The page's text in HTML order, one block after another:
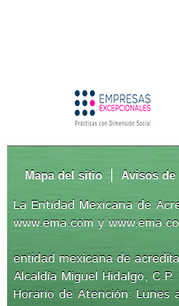
Mapa del sitio Avisos de
La Entidad Mexicana de
www.ema.com y
entidad mexicana de
Alcaldía Miguel Hidalgo,
Horario de Atención: Lunes